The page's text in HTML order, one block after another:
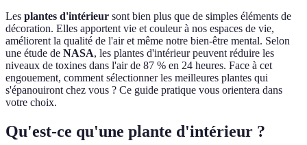
Les plantes d'intérieur sont bien plus que de simples éléments de
décoration. Elles apportent vie et couleur à nos espaces de vie,
améliorent la qualité de l'air et même notre bien-être mental. Selon
une étude de NASA, les plantes d'intérieur peuvent réduire les
niveaux de toxines dans l'air de 87 % en 24 heures. Face à cet
engouement, comment sélectionner les meilleures plantes qui
s'épanouiront chez vous ? Ce guide pratique vous orientera dans
votre choix.
Qu'est-ce qu'une plante d'intérieur ?